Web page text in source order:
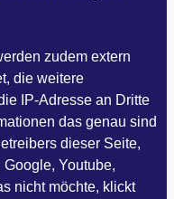
zudem extern
die weitere
IP-Adresse an Dritte
das genau sind
dieser Seite,
Youtube,
nicht möchte, klickt